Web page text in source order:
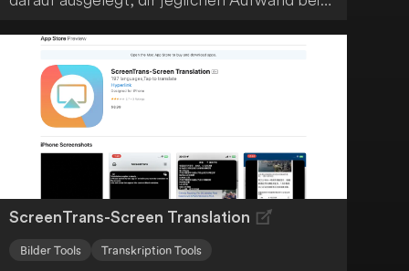
abzunehmen. Es handelt sich um die Zukunft
der Bildunterschriften, die deine
atemberaubenden Fotos optimal zur Geltung
bringt.
ScreenTrans-Screen Translation
Bilder Tools Transkription Tools